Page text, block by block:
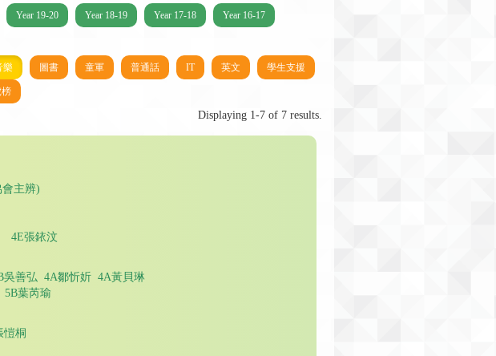
Year 19-20 Year 18-19 Year 17-18 Year 16-17
樂 圖書 童軍 普通話 IT 英文 學生支援
Displaying 1-7 of 7 results.
主辨)
張銥汶
善弘 4A鄒忻妡 4A黃貝琳
葉芮瑜
桐